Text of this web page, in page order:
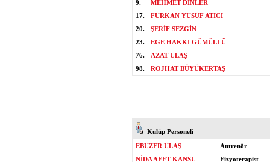
9.
MEHMET DİNLER
17.
FURKAN YUSUF ATICI
20.
ŞERİF SEZGİN
23.
EGE HAKKI GÜMÜLLÜ
76.
AZAT ULAŞ
98.
ROJHAT BÜYÜKERTAŞ
Kulüp Personeli
EBUZER ULAŞ
Antrenör
NİDA AFET KANSU
Fizyoterapist